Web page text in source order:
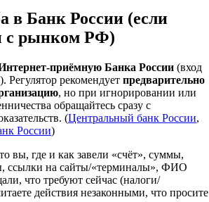
в Банк России (если
с рынком РФ)
приёмную Банка России (вход
Регулятор рекомендует предварительно
, но при игнорировании или
обращайтесь сразу с
(Центральный банк России,
России)
вы, где и как завели «счёт», суммы,
ссылки на сайты/«терминалы», ФИО
что требуют сейчас (налоги/
действия незаконными, что просите